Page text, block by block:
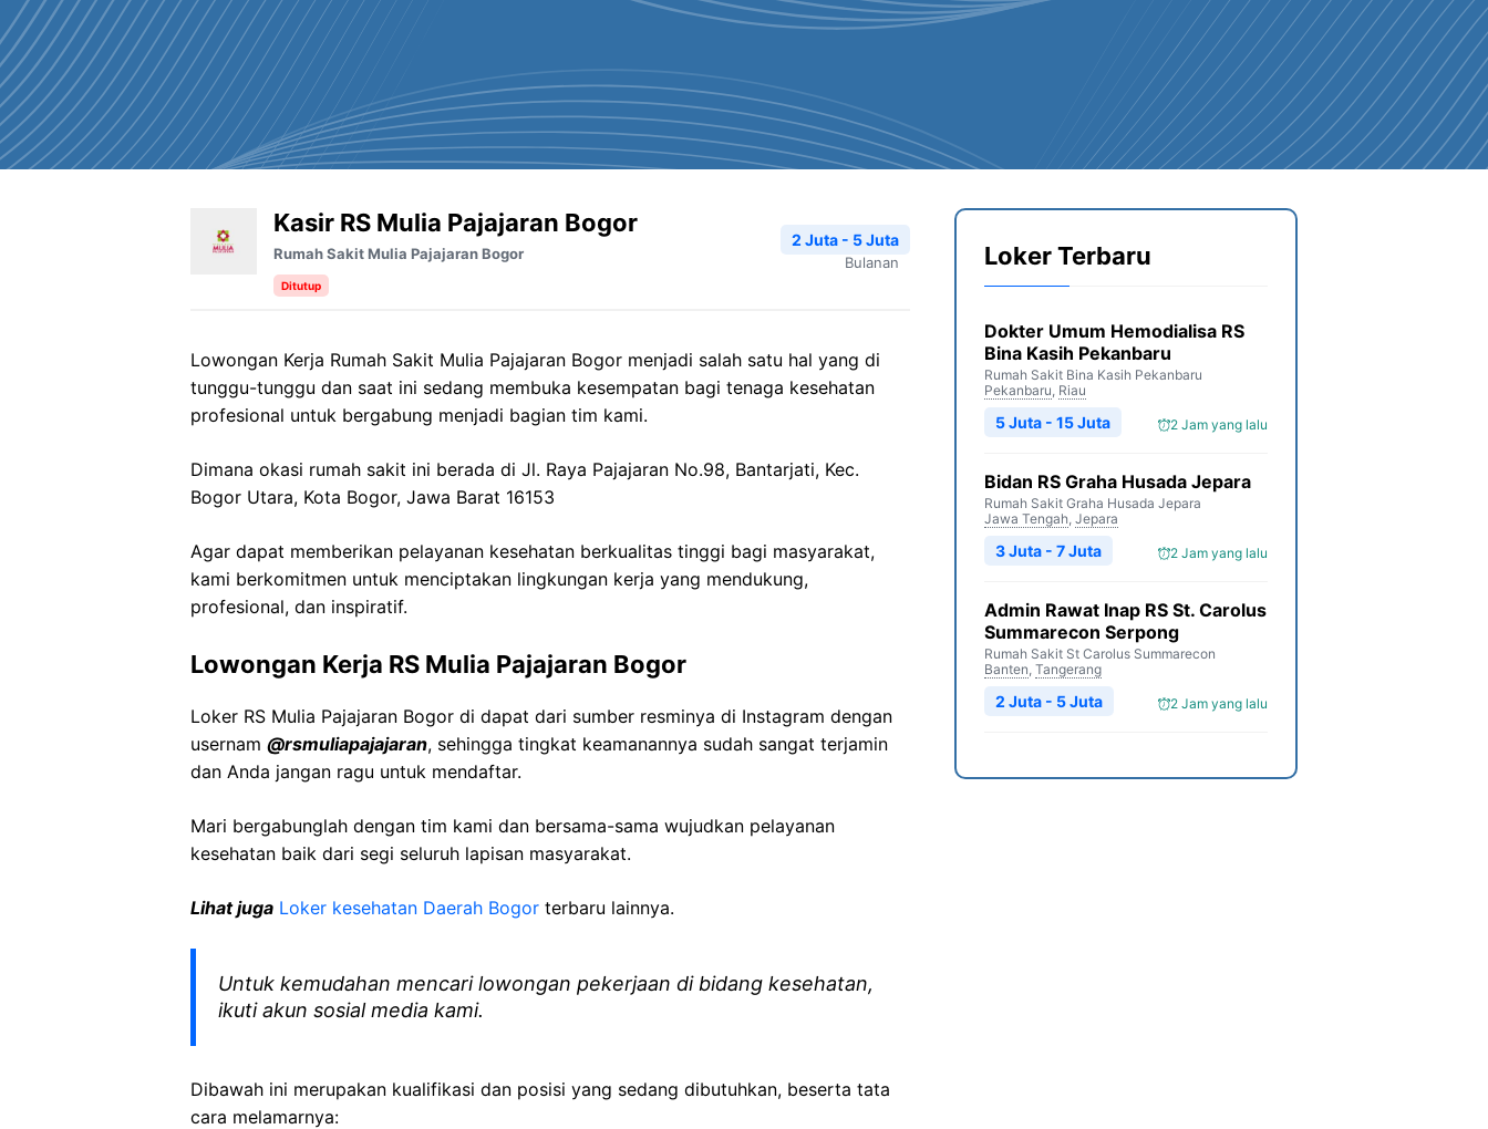
Kasir RS Mulia Pajajaran Bogor
Rumah Sakit Mulia Pajajaran Bogor
Ditutup
2 Juta - 5 Juta
Bulanan
Lowongan Kerja Rumah Sakit Mulia Pajajaran Bogor menjadi salah satu hal yang di
tunggu-tunggu dan saat ini sedang membuka kesempatan bagi tenaga kesehatan
profesional untuk bergabung menjadi bagian tim kami.
Dimana okasi rumah sakit ini berada di Jl. Raya Pajajaran No.98, Bantarjati, Kec.
Bogor Utara, Kota Bogor, Jawa Barat 16153
Agar dapat memberikan pelayanan kesehatan berkualitas tinggi bagi masyarakat,
kami berkomitmen untuk menciptakan lingkungan kerja yang mendukung,
profesional, dan inspiratif.
Lowongan Kerja RS Mulia Pajajaran Bogor
Loker RS Mulia Pajajaran Bogor di dapat dari sumber resminya di Instagram dengan
usernam @rsmuliapajajaran, sehingga tingkat keamanannya sudah sangat terjamin
dan Anda jangan ragu untuk mendaftar.
Mari bergabunglah dengan tim kami dan bersama-sama wujudkan pelayanan
kesehatan baik dari segi seluruh lapisan masyarakat.
Lihat juga Loker kesehatan Daerah Bogor terbaru lainnya.
Untuk kemudahan mencari lowongan pekerjaan di bidang kesehatan,
ikuti akun sosial media kami.
Dibawah ini merupakan kualifikasi dan posisi yang sedang dibutuhkan, beserta tata
cara melamarnya:
Loker Terbaru
Dokter Umum Hemodialisa RS
Bina Kasih Pekanbaru
Rumah Sakit Bina Kasih Pekanbaru
Pekanbaru, Riau
2 Jam yang lalu
5 Juta - 15 Juta
Bidan RS Graha Husada Jepara
Rumah Sakit Graha Husada Jepara
Jawa Tengah, Jepara
2 Jam yang lalu
3 Juta - 7 Juta
Admin Rawat Inap RS St. Carolus
Summarecon Serpong
Rumah Sakit St Carolus Summarecon
Banten, Tangerang
2 Jam yang lalu
2 Juta - 5 Juta